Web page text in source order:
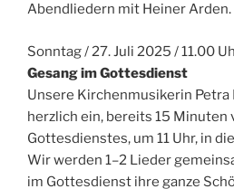
Abendliedern mit Heiner Arden.
Sonntag / 27. Juli 2025 / 11.00
Gesang im Gottesdienst
Unsere Kirchenmusikerin Petra
herzlich ein, bereits 15 Minuten
Gottesdienstes, um 11 Uhr, in
Wir werden 1–2 Lieder
im Gottesdienst ihre ganze